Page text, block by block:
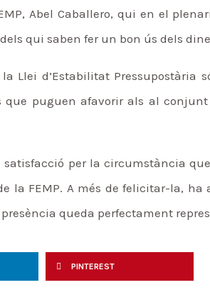
Abel Caballero, qui en el
qui saben fer un bon ús dels
Llei d’Estabilitat Pressupostària
puguen afavorir als al
per la circumstància que
la FEMP. A més de felicitar-la, ha
queda perfectament
PINTEREST